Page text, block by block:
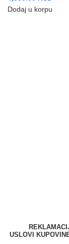
Dodaj u korpu
USLOVI